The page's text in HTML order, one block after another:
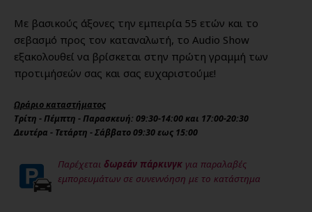
Με βασικούς άξονες την εμπειρία 55 ετών και το
σεβασμό προς τον καταναλωτή, το Audio Show
εξακολουθεί να βρίσκεται στην πρώτη γραμμή των
προτιμήσεών σας και σας ευχαριστούμε!
Ωράριο καταστήματος
Τρίτη - Πέμπτη - Παρασκευή: 09:30-14:00 και 17:00-20:30
Δευτέρα - Τετάρτη - Σάββατο 09:30 εως 15:00
Παρέχεται δωρεάν πάρκινγκ για παραλαβές
εμπορευμάτων σε συνεννόηση με το κατάστημα